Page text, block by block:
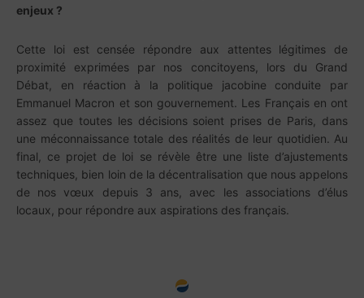
enjeux ?
Cette loi est censée répondre aux attentes légitimes de
proximité exprimées par nos concitoyens, lors du Grand
Débat, en réaction à la politique jacobine conduite par
Emmanuel Macron et son gouvernement. Les Français en ont
assez que toutes les décisions soient prises de Paris, dans
une méconnaissance totale des réalités de leur quotidien. Au
final, ce projet de loi se révèle être une liste d’ajustements
techniques, bien loin de la décentralisation que nous appelons
de nos vœux depuis 3 ans, avec les associations d’élus
locaux, pour répondre aux aspirations des français.